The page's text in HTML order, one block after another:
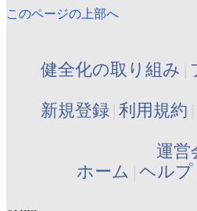
このページの上部へ
健全化の取り組み
新規登録 利用規約
運営
ホーム ヘルプ